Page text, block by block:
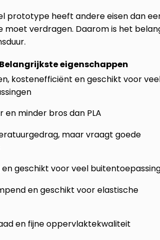
prototype heeft andere eisen dan
verdragen. Daarom is het
Belangrijkste eigenschappen
kostenefficiënt en geschikt voor
en minder bros dan PLA
maar vraagt goede
geschikt voor veel
en geschikt voor elastische
en fijne oppervlaktekwaliteit